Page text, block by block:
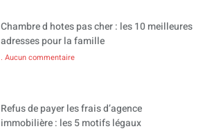
Chambre d hotes pas cher : les 10 meilleures
adresses pour la famille
Aucun commentaire
Refus de payer les frais d’agence
immobilière : les 5 motifs légaux